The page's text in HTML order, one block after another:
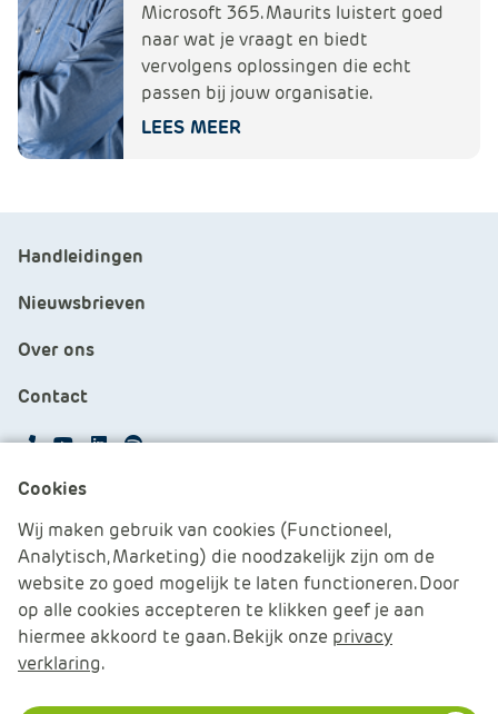
Microsoft 365. Maurits luistert goed
naar wat je vraagt en biedt
vervolgens oplossingen die echt
passen bij jouw organisatie.
LEES MEER
Handleidingen
Nieuwsbrieven
Over ons
Contact
Cookies beheren
Cookie verklaring
Algemene voorwaarden
Disclaimer & Privacy
Cookies
Wij maken gebruik van cookies (Functioneel,
Analytisch, Marketing) die noodzakelijk zijn om de
website zo goed mogelijk te laten functioneren. Door
op alle cookies accepteren te klikken geef je aan
hiermee akkoord te gaan. Bekijk onze privacy
verklaring.